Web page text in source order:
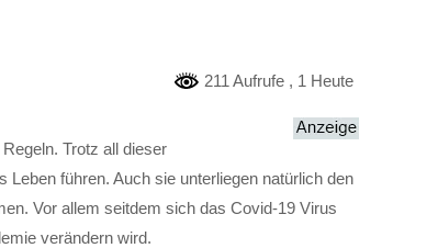
211 Aufrufe , 1 Heute
Trotz all dieser
führen. Auch sie unterliegen natürlich den
Vor allem seitdem sich das Covid-19 Virus
verändern wird.